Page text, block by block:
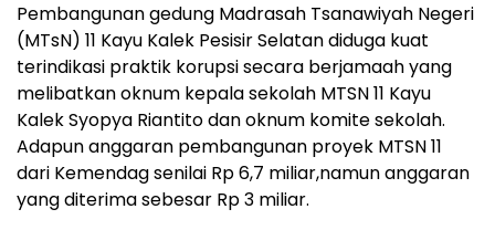
Pembangunan gedung Madrasah Tsanawiyah Negeri
(MTsN) 11 Kayu Kalek Pesisir Selatan diduga kuat
terindikasi praktik korupsi secara berjamaah yang
melibatkan oknum kepala sekolah MTSN 11 Kayu
Kalek Syopya Riantito dan oknum komite sekolah.
Adapun anggaran pembangunan proyek MTSN 11
dari Kemendag senilai Rp 6,7 miliar,namun anggaran
yang diterima sebesar Rp 3 miliar.